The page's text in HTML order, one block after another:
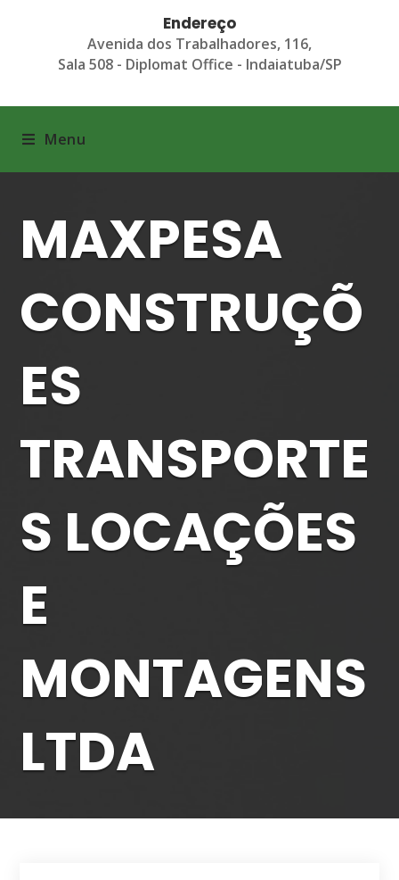
Endereço
Avenida dos Trabalhadores, 116,
Sala 508 - Diplomat Office - Indaiatuba/SP
Menu
MAXPESA
CONSTRUÇÕ
ES
TRANSPORTE
S LOCAÇÕES
E
MONTAGENS
LTDA